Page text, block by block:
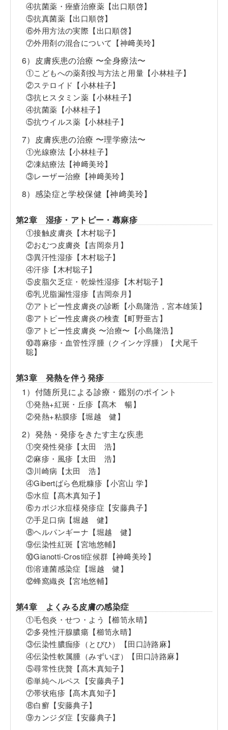
④抗菌薬・痤瘡治療薬【出口順啓】
⑤抗真菌薬【出口順啓】
⑥外用方法の実際【出口順啓】
⑦外用剤の混合について【神﨑美玲】
6）皮膚疾患の治療 〜全身療法〜
①こどもへの薬剤投与方法と用量【小林桂子】
②ステロイド【小林桂子】
③抗ヒスタミン薬【小林桂子】
④抗菌薬【小林桂子】
⑤抗ウイルス薬【小林桂子】
7）皮膚疾患の治療 〜理学療法〜
①光線療法【小林桂子】
②凍結療法【神﨑美玲】
③レーザー治療【神﨑美玲】
8）感染症と学校保健【神﨑美玲】
第2章 湿疹・アトピー・蕁麻疹
①接触皮膚炎【木村聡子】
②おむつ皮膚炎【吉岡奈月】
③異汗性湿疹【木村聡子】
④汗疹【木村聡子】
⑤皮脂欠乏症・乾燥性湿疹【木村聡子】
⑥乳児脂漏性湿疹【吉岡奈月】
⑦アトピー性皮膚炎の診断【小島隆浩，宮本雄策】
⑧アトピー性皮膚炎の検査【町野亜古】
⑨アトピー性皮膚炎 〜治療〜【小島隆浩】
⑩蕁麻疹・血管性浮腫（クインケ浮腫）【犬尾千
聡】
第3章 発熱を伴う発疹
1）付随所見による診療・鑑別のポイント
①発熱+紅斑・丘疹【髙木 暢】
②発熱+粘膜疹【堀越 健】
2）発熱・発疹をきたす主な疾患
①突発性発疹【太田 浩】
②麻疹・風疹【太田 浩】
③川崎病【太田 浩】
④Gibertばら色粃糠疹【小宮山 学】
⑤水痘【髙木真知子】
⑥カポジ水痘様発疹症【安藤典子】
⑦手足口病【堀越 健】
⑧ヘルパンギーナ【堀越 健】
⑨伝染性紅斑【宮地悠輔】
⑩Gianotti-Crosti症候群【神﨑美玲】
⑪溶連菌感染症【堀越 健】
⑫蜂窩織炎【宮地悠輔】
第4章 よくみる皮膚の感染症
①毛包炎・せつ・よう【櫛笥永晴】
②多発性汗腺膿瘍【櫛笥永晴】
③伝染性膿痂疹（とびひ）【田口詩路麻】
④伝染性軟属腫（みずいぼ）【田口詩路麻】
⑤尋常性疣贅【髙木真知子】
⑥単純ヘルペス【安藤典子】
⑦帯状疱疹【髙木真知子】
⑧白癬【安藤典子】
⑨カンジダ症【安藤典子】